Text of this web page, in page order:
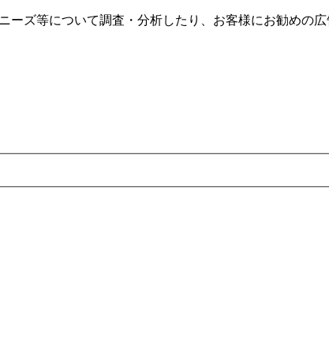
ーズ等について調査・分析したり、お客様にお勧めの